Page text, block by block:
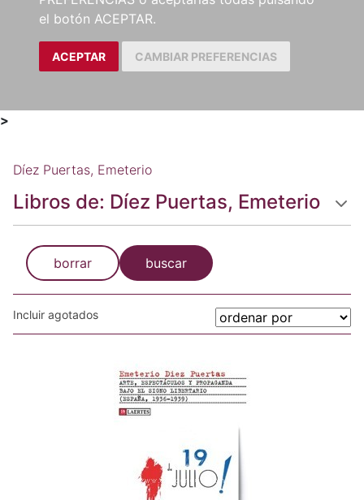
el botón ACEPTAR.
ACEPTAR CAMBIAR PREFERENCIAS
>
Díez Puertas, Emeterio
Libros de: Díez Puertas, Emeterio
borrar buscar
Incluir agotados